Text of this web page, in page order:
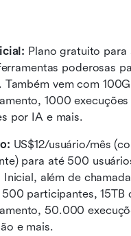
Plano gratuito para
poderosas
Também vem com
1000
por IA e mais.
US$12/usuário/mês
para até 500
Inicial, além de
participantes, 15TB
50.000
e mais.